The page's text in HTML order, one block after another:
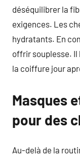
déséquilibrer la
exigences. Les
hydratants. En
offrir souplesse. Il
la coiffure jour
Masques
pour des
Au-delà de la